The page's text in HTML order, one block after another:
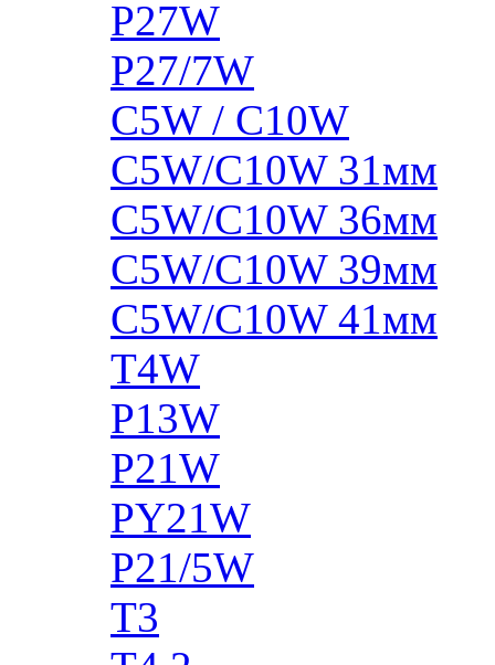
P27W
P27/7W
C5W / C10W
C5W/C10W 31мм
C5W/C10W 36мм
C5W/C10W 39мм
C5W/C10W 41мм
T4W
P13W
P21W
PY21W
P21/5W
T3